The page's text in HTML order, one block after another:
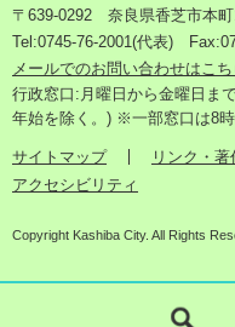
〒639-0292 奈良県香芝市本町
Tel:0745-76-2001(代表)
メールでのお問い合わせはこち
行政窓口:月曜日から金曜日ま
年始を除く。) ※一部窓口は8
サイトマップ リンク・
アクセシビリティ
Copyright Kashiba City. All Rights